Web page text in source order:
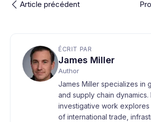
Article précédent
ÉCRIT PAR
James Miller
Author
James Miller specializes in
and supply chain dynamics.
investigative work explores
of international trade,